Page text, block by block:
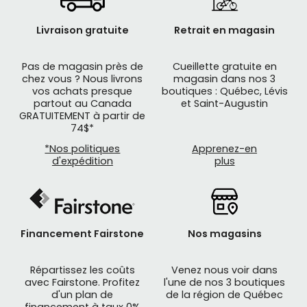
La marque japonaisePANARACER
1952 avec des produits en caoutchouc pour une
variété d'applications commerciales et grand
public. Depuis lors,
fabrique
exclusivement des pneus de vélo. Les ingénieurs
experts en R&D chez PANARACER recherchent
constamment des composés, des motifs de
bande de roulement et une technologie de
développement de bandes de roulement et de
profils CAO de pointe.
Livraison gratuite
Pas de magasin près de
chez vous ? Nous livrons
vos achats presque
partout au Canada
GRATUITEMENT à partir de
74$*
*Nos politiques
d'expédition
Retrait en magasin
Cueillette gratuite en
magasin dans nos 3
boutiques : Québec, Lévis
et Saint-Augustin
Apprenez-en
plus
Financement Fairstone
Répartissez les coûts
avec Fairstone. Profitez
d'un plan de
Nos magasins
Venez nous voir dans
l'une de nos 3 boutiques
de la région de Québec